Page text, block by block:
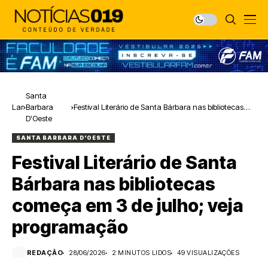
Lar
Santa
Barbara
D'Oeste
Festival Literário de Santa Bárbara nas bibliotecas
SANTA BARBARA D'OESTE
Festival Literário de Santa
Bárbara nas bibliotecas
começa em 3 de julho; veja
programação
REDAÇÃO 28/06/2026 2 MINUTOS LIDOS 49 VISUALIZAÇÕES